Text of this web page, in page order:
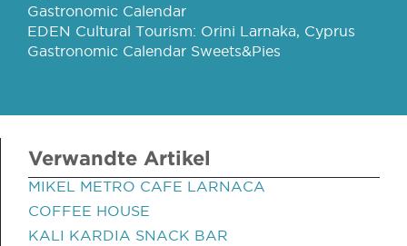
Gastronomic Calendar
EDEN Cultural Tourism: Orini Larnaka, Cyprus
Gastronomic Calendar Sweets&Pies
Verwandte Artikel
MIKEL METRO CAFE LARNACA
COFFEE HOUSE
KALI KARDIA SNACK BAR